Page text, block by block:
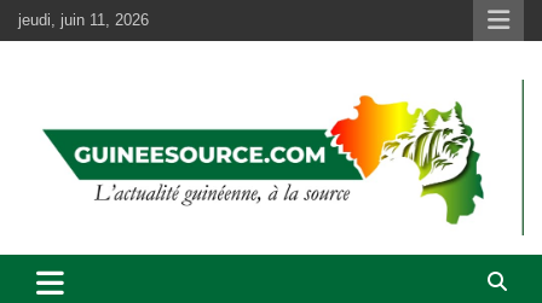
Aller
au
jeudi, juin 11, 2026